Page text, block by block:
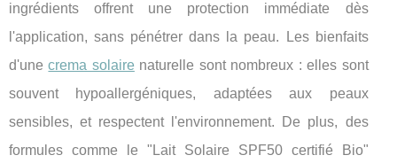
ingrédients offrent une protection immédiate dès
l'application, sans pénétrer dans la peau. Les bienfaits
d'unecrema solaire naturelle sont nombreux : elles sont
souvent hypoallergéniques, adaptées aux peaux
sensibles, et respectent l'environnement. De plus, des
formules comme le "Lait Solaire SPF50 certifié Bio"